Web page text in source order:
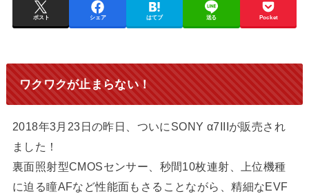
ポスト シェア はてブ 送る Pocket
ワクワクが止まらない！
2018年3月23日の昨日、ついにSONY α7IIIが販売され
ました！
裏面照射型CMOSセンサー、秒間10枚連射、上位機種
に迫る瞳AFなど性能面もさることながら、精細なEVF